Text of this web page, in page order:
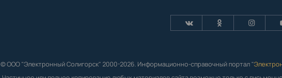
© ООО "Электронный Солигорск" 2000-2026. Информационно-справочный портал "